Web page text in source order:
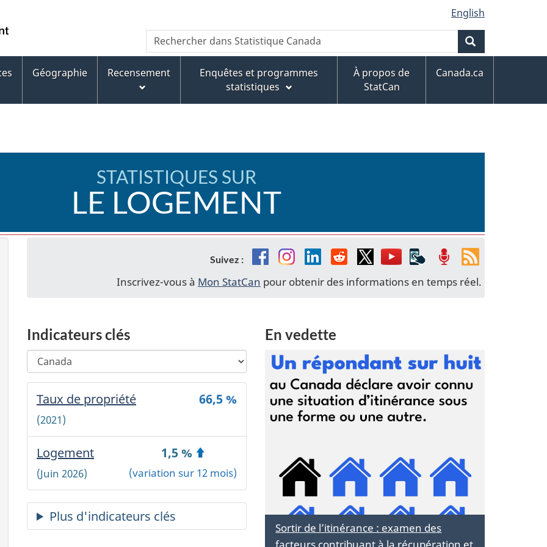
au
contenu
principal
au
pied
de
page
version
HTML
simplifiée
English
WxT
Search
form
Rechercher
dans
Canada
Géographie Recensement
Enquêtes et programmes
statistiques
À propos de
StatCan
Canada.ca
STATISTIQUES SUR
LE LOGEMENT
Suivez : FacebookInstagram
Linkedin
RedditTwitterYouTubeApplications
mobiles
Balados
Fils
de
Inscrivez-vous à Mon StatCan pour obtenir des informations en temps réel.
Indicateurs clés
Choisir
une
région
géographique
Changing
any
selection
will
automatically
update
the
page
content.
Région
géographique
choisie:
~
~
Canada
'';
Taux de propriété
(2021)
66,5 %
Logement
Canada
(Juin 2026)
1,5 %
(variation sur 12 mois)
En vedette
Sortir de l’itinérance : examen des